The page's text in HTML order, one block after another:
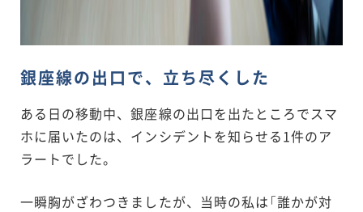
銀座線の出口で、立ち尽くした
ある日の移動中、銀座線の出口を出たところでスマ
ホに届いたのは、インシデントを知らせる1件のア
ラートでした。
一瞬胸がざわつきましたが、当時の私は「誰かが対